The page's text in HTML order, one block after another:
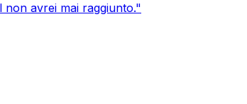
avrei mai raggiunto."